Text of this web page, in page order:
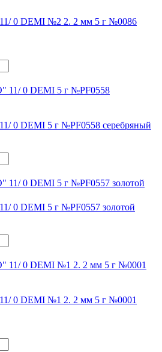
0 DEMI №2 2. 2 мм 5 г №0086
0 DEMI 5 г №PF0558 серебряный
0 DEMI 5 г №PF0557 золотой
0 DEMI №1 2. 2 мм 5 г №0001